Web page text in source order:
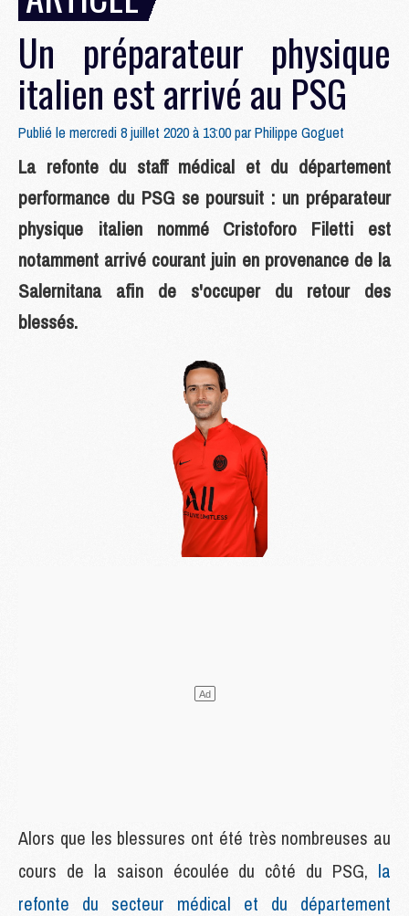
Un préparateur physique
italien est arrivé au PSG
Publié le mercredi 8 juillet 2020 à 13:00 parPhilippe Goguet
La refonte du staff médical et du département
performance du PSG se poursuit : un préparateur
physique italien nommé Cristoforo Filetti est
notamment arrivé courant juin en provenance de la
Salernitana afin de s'occuper du retour des
blessés.
Alors que les blessures ont été très nombreuses au
cours de la saison écoulée du côté du PSG, la
refonte du secteur médical et du département